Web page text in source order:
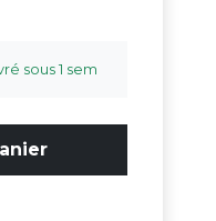
sous 1 sem